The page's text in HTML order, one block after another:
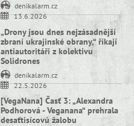
denikalarm.cz
13.6.2026
„Drony jsou dnes nejzásadnější
zbraní ukrajinské obrany,“ říkají
antiautoritáři z kolektivu
Solidrones
denikalarm.cz
22.5.2026
[VegaNana] Časť 3: „Alexandra
Podhorová - Veganana“ prehrala
desaťtisícovú žalobu